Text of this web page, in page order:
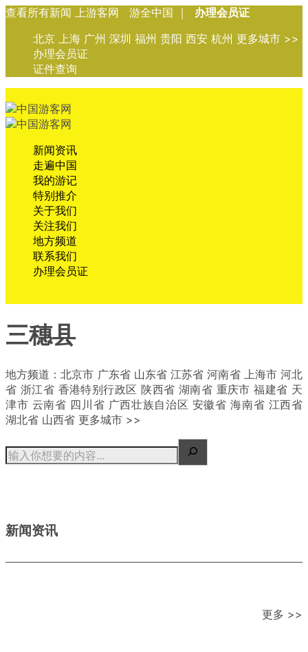
查看所有新闻 上游客网 游全中国 ｜
办理会员证
北京 上海 广州 深圳 福州 贵阳 西安 杭州 更多城市 >>
办理会员证
证件查询
新闻资讯
走遍中国
我的游记
特别推介
关于我们
关注我们
地方频道
联系我们
办理会员证
三穗县
地方频道：北京市 广东省 山东省 江苏省 河南省 上海市 河北
省 浙江省 香港特别行政区 陕西省 湖南省 重庆市 福建省 天
津市 云南省 四川省 广西壮族自治区 安徽省 海南省 江西省
湖北省 山西省 更多城市 >>
新闻资讯
更多 >>